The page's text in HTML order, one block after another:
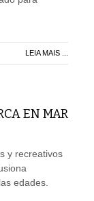
LEIA MAIS ...
EN MAR
y recreativos
edades.